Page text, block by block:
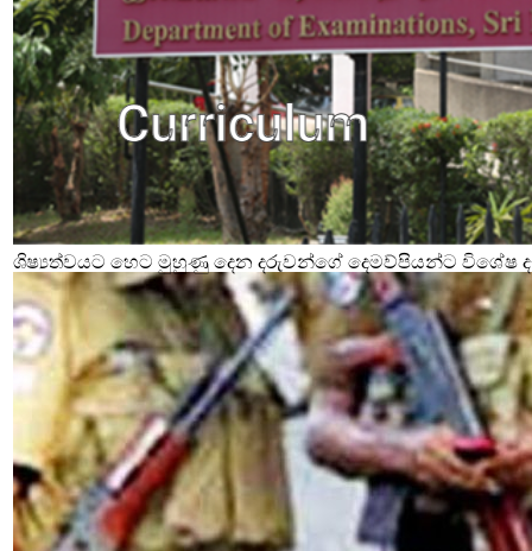
ශිෂ්‍යත්වයට හෙට මුහුණු දෙන දරුවන්ගේ දෙමව්පියන්ට විශේෂ